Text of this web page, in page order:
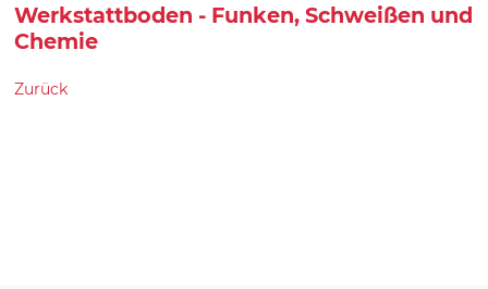
Werkstattboden - Funken, Schweißen und
Chemie
Zurück